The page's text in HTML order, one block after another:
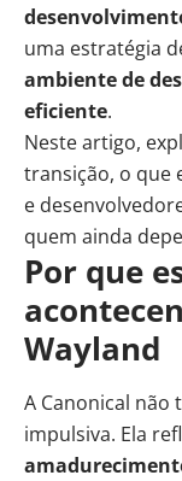
uma estratégia
ambiente de
eficiente.
Neste artigo,
transição, o que
e
quem ainda
Por que
Wayland
A Canonical não
impulsiva. Ela